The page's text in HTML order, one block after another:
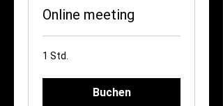
Online meeting
1 Std.
Buchen